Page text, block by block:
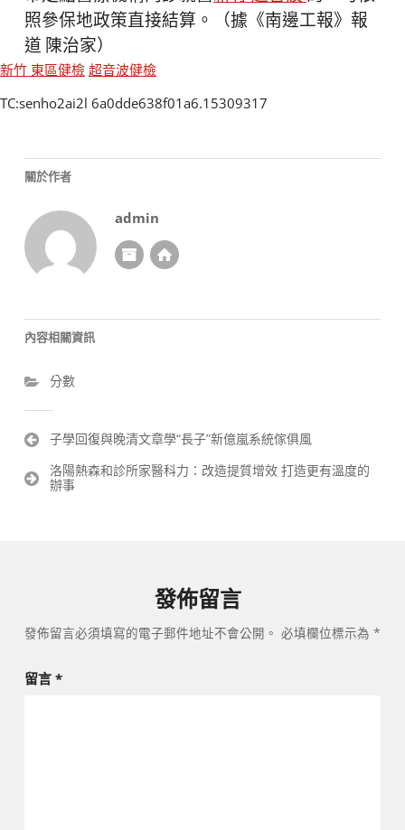
照參保地政策直接結算。（據《南邊工報》報
道 陳治家）
新竹 東區健檢 超音波健檢
TC:senho2ai2l 6a0dde638f01a6.15309317
關於作者
admin
內容相關資訊
分數
文
導
子學回復與晚清文章學“長子”新億嵐系統傢俱風
洛陽熱森和診所家醫科力：改造提質增效 打造更有溫度的
辦事
發佈留言
發佈留言必須填寫的電子郵件地址不會公開。 必填欄位標示為 *
留言 *